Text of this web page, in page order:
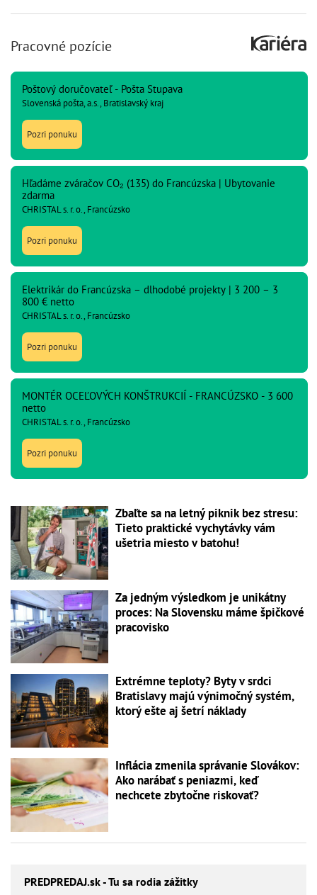
Pracovné pozície
Poštový doručovateľ - Pošta Stupava
Slovenská pošta, a.s., Bratislavský kraj
Pozri ponuku
Hľadáme zváračov CO₂ (135) do Francúzska | Ubytovanie
zdarma
CHRISTAL s. r. o., Francúzsko
Pozri ponuku
Elektrikár do Francúzska – dlhodobé projekty | 3 200 – 3
800 € netto
CHRISTAL s. r. o., Francúzsko
Pozri ponuku
MONTÉR OCEĽOVÝCH KONŠTRUKCIÍ - FRANCÚZSKO - 3 600
netto
CHRISTAL s. r. o., Francúzsko
Pozri ponuku
Zbaľte sa na letný piknik bez stresu:
Tieto praktické vychytávky vám
ušetria miesto v batohu!
Za jedným výsledkom je unikátny
proces: Na Slovensku máme špičkové
pracovisko
Extrémne teploty? Byty v srdci
Bratislavy majú výnimočný systém,
ktorý ešte aj šetrí náklady
Inflácia zmenila správanie Slovákov:
Ako narábať s peniazmi, keď
nechcete zbytočne riskovať?
PREDPREDAJ.sk - Tu sa rodia zážitky